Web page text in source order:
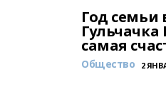
Год семьи
Гульчачка
самая
Общество 2